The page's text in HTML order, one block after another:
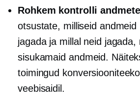
Rohkem kontrolli
otsustate, milliseid andmeid
jagada ja millal neid
sisukamaid andmeid.
toimingud
veebisaidil.